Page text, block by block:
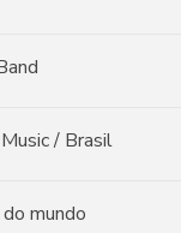
/ Brasil
mundo